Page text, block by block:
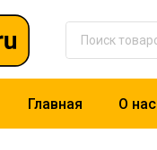
Главная О нас